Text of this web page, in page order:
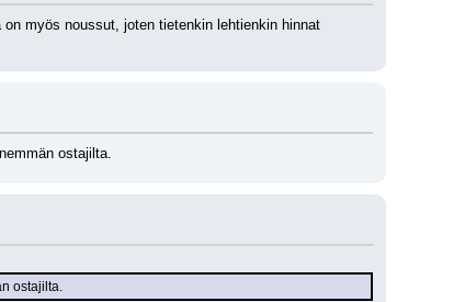
myös noussut, joten tietenkin lehtienkin hinnat
ostajilta.
ostajilta.